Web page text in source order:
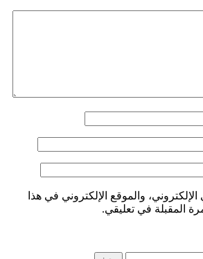
والموقع الإلكتروني في هذا
المقبلة في تعليقي.